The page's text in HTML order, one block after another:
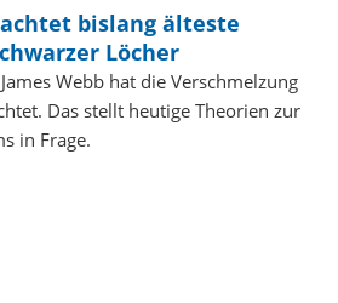
bislang älteste
Löcher
Webb hat die Verschmelzung
Das stellt heutige Theorien zur
in Frage.